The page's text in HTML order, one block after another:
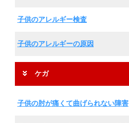
子供のアレルギー検査
子供のアレルギーの原因
ケガ
子供の肘が痛くて曲げられない障害